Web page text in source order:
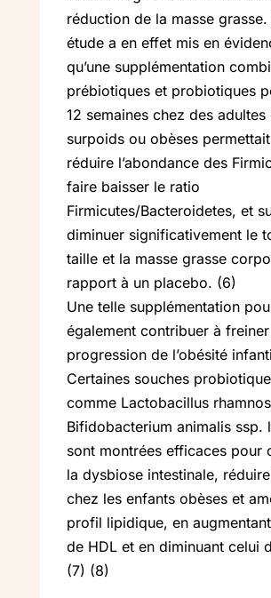
réduction de la masse
étude a en effet mis en
qu’une supplémentation
prébiotiques et probiotiques
12 semaines chez des adultes
surpoids ou obèses
réduire l’abondance des
faire baisser le ratio
Firmicutes/Bacteroidetes, et
diminuer significativement le
taille et la masse grasse
rapport à un placebo. (6)
Une telle supplémentation
également contribuer à
progression de l’obésité
Certaines souches
comme Lactobacillus
Bifidobacterium animalis ssp.
sont montrées efficaces pour
la dysbiose intestinale, réduire
chez les enfants obèses et
profil lipidique, en
de HDL et en diminuant celui
(7) (8)